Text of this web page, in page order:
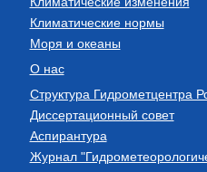
Климатические нормы
Моря и океаны
О нас
Структура Гидрометцентра
Диссертационный совет
Аспирантура
Журнал